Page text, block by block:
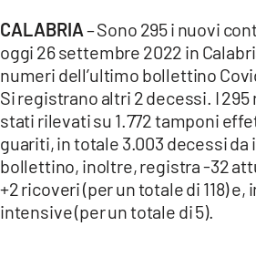
CALABRIA– Sono 295 i nuovi
oggi 26 settembre 2022 in
numeri dell’ultimo bollettino
Si registrano altri 2 decessi. I
stati rilevati su 1.772 tamponi
guariti, in totale 3.003 decessi da
bollettino, inoltre, registra -32
+2 ricoveri (per un totale di 118) e,
intensive (per un totale di 5).